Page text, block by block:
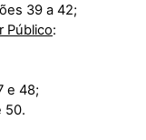
39 a 42;
Público:
e 48;
50.